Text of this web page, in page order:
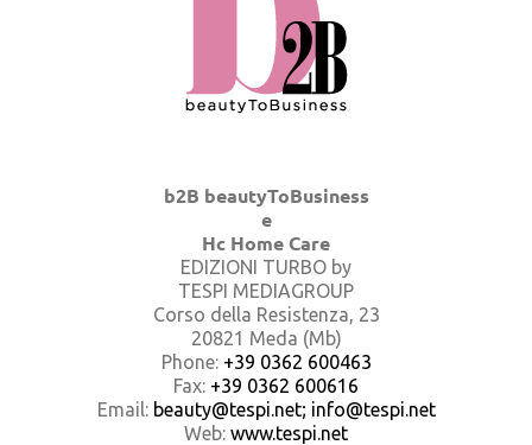
b2B beautyToBusiness
e
Hc Home Care
EDIZIONI TURBO by
TESPI MEDIAGROUP
Corso della Resistenza, 23
20821 Meda (Mb)
Phone: +39 0362 600463
Fax: +39 0362 600616
Email: beauty@tespi.net; info@tespi.net
Web: www.tespi.net